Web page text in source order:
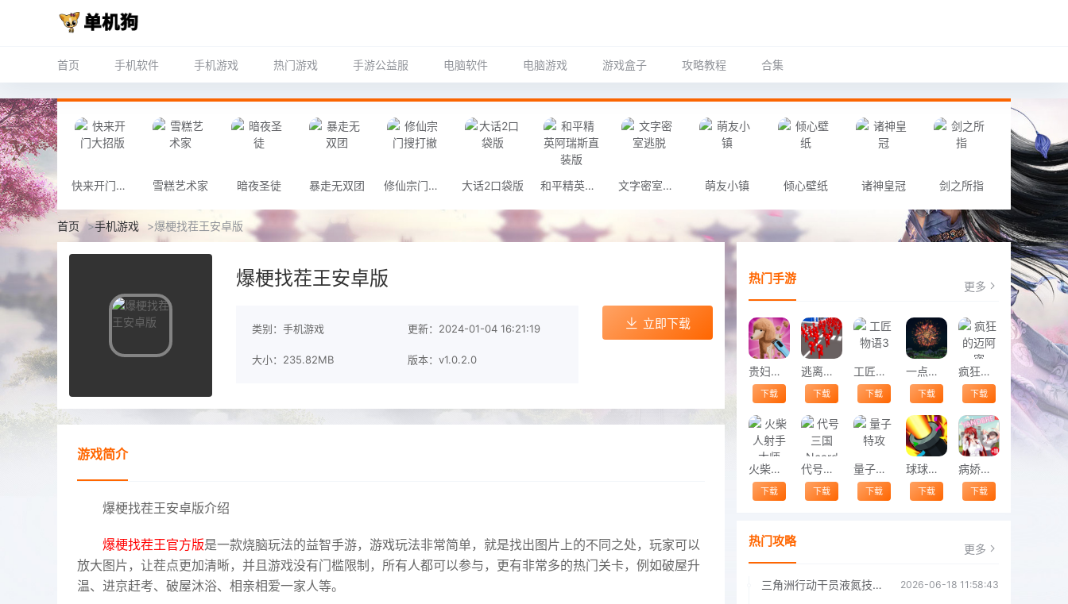
首页 手机软件 手机游戏 热门游戏 手游公益服 电脑软件 电脑游戏 游戏盒子 攻略教程 合集
快来开门大招版 雪糕艺术家 暗夜圣徒 暴走无双团 修仙宗门搜打撤 大话2口袋版 和平精英阿瑞斯直装版 文字密室逃脱 萌友小镇 倾心壁纸 诸神皇冠 剑之所指
首页 >手机游戏 >爆梗找茬王安卓版
爆梗找茬王安卓版
类别：手机游戏 更新：2024-01-04 16:21:19
大小：235.82MB 版本：v1.0.2.0
立即下载
游戏简介
爆梗找茬王安卓版介绍
爆梗找茬王官方版是一款烧脑玩法的益智手游，游戏玩法非常简单，就是找出图片上的不同之处，玩家可以
放大图片，让茬点更加清晰，并且游戏没有门槛限制，所有人都可以参与，更有非常多的热门关卡，例如破屋升
温、进京赶考、破屋沐浴、相亲相爱一家人等。
热门手游 更多
贵妇狗美容沙龙手机版
下载
逃离塔科夫城游戏
下载
工匠物语3
下载
一点就炸游戏
下载
疯狂的迈阿密
下载
火柴人射手大师
下载
代号三国Ncard
下载
量子特攻
下载
球球大作乱最新版
下载
病娇高中模拟器手机版
下载
热门攻略 更多
三角洲行动干员液氮技能效果详解 三角洲行动干员液氮技能介绍 2026-06-18 11:58:43